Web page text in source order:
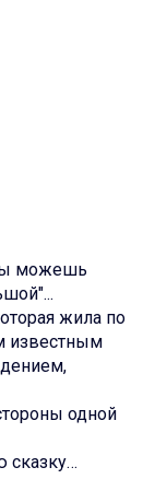
можешь
жила по
известным
одной
сказку…